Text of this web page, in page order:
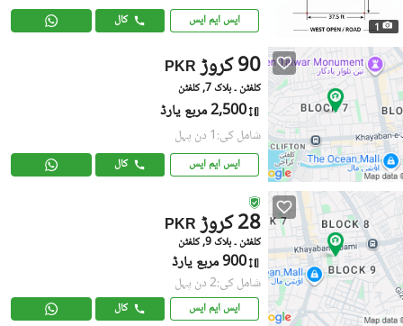
1 ایس ایم ایس کال
PKR 90 کروڑ
کلفٹن ۔ بلاک 7, کلفٹن
2,500 مربع یارڈ
شامل کی:1 دن پہل
ایس ایم ایس کال
PKR 28 کروڑ
کلفٹن ۔ بلاک 9, کلفٹن
900 مربع یارڈ
شامل کی:2 دن پہل
ایس ایم ایس کال